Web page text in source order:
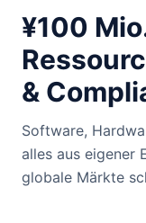
¥100
&
Software,
alles aus eigener
globale Märkte